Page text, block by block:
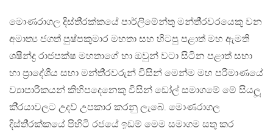
මොණරාගල දිස්ති‍්‍රක්කයේ පාර්ලිමේන්තු මන්තී‍්‍රවරයෙකු වන
අමාත්‍ය ජගත් පුෂ්පකුමාර මහතා සහ හිටපු පළාත් මහ ඇමති
ශෂීන්ද්‍ර රාජපක්ෂ මහතාගේ හා ඔවුන් වටා සිටින පළාත් සභා
හා ප‍්‍රාදේශීය සභා මන්ති‍්‍රවරුන් විසින් මෙන්ම මහ පරිමාණයේ
ව්‍යාපාරිකයන් කිහිපදෙනෙකු විසින් ඩෝල් සමාගමේ මේ සියලූ
කි‍්‍රයාවලට උදව් උපකාර කරනු ලැබේ. මොණරාගල
දිස්ති‍්‍රක්කයේ පිහිටි රජයේ ඉඩම් මෙම සමාගම සතු කර